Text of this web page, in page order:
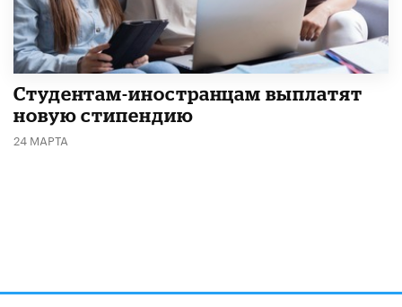
Студентам-иностранцам выплатят
новую стипендию
24 МАРТА